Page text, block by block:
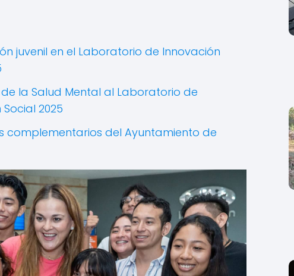
juvenil en el Laboratorio de Innovación
la Salud Mental al Laboratorio de
2025
complementarios del Ayuntamiento de